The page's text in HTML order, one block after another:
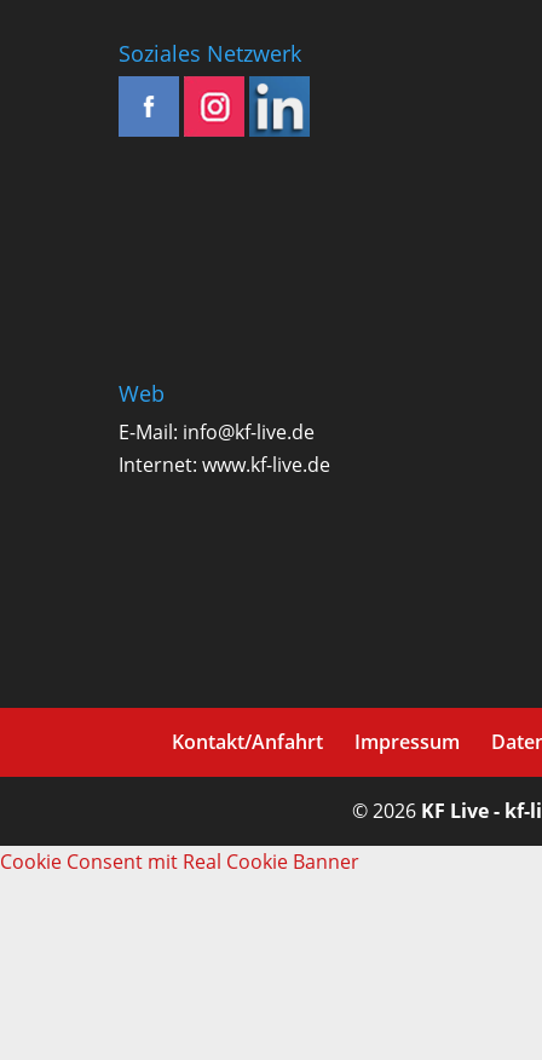
Soziales Netzwerk
Web
E-Mail: info@kf-live.de
Internet: www.kf-live.de
Kontakt/Anfahrt Impressum
© 2026 KF Live - kf-
Cookie Consent mit Real Cookie Banner